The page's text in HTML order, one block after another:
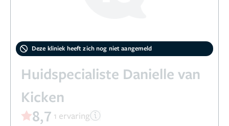
Deze kliniek heeft zich nog niet aangemeld
Huidspecialiste Danielle van
Kicken
8,7 1 ervaring